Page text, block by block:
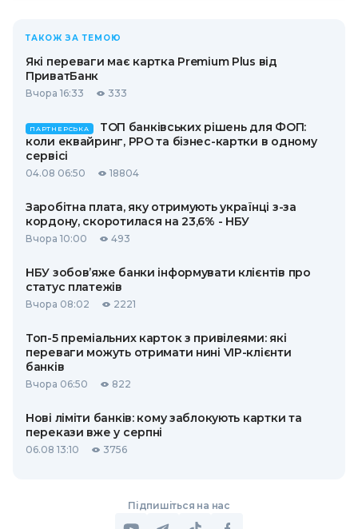
ТАКОЖ ЗА ТЕМОЮ
Які переваги має картка Premium Plus від
ПриватБанк
Вчора 16:33 333
ПАРТНЕРСЬКА
ТОП банківських рішень для ФОП:
коли еквайринг, РРО та бізнес-картки в одному
сервісі
04.08 06:50 18804
Заробітна плата, яку отримують українці з-за
кордону, скоротилася на 23,6% - НБУ
Вчора 10:00 493
НБУ зобов’яже банки інформувати клієнтів про
статус платежів
Вчора 08:02 2221
Топ-5 преміальних карток з привілеями: які
переваги можуть отримати нині VIP-клієнти
банків
Вчора 06:50 822
Нові ліміти банків: кому заблокують картки та
перекази вже у серпні
06.08 13:10 3756
Підпишіться на нас